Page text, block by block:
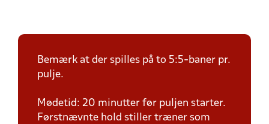
Bemærk at der spilles på to 5:5-baner pr.
pulje.
Mødetid: 20 minutter før puljen starter.
Førstnævnte hold stiller træner som